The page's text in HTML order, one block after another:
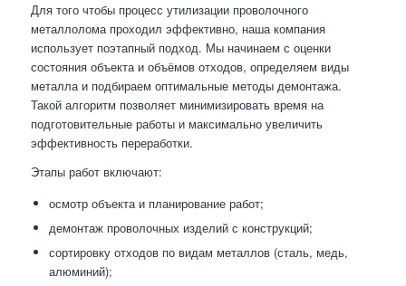
Для того чтобы процесс утилизации проволочного
металлолома проходил эффективно, наша компания
использует поэтапный подход. Мы начинаем с оценки
состояния объекта и объёмов отходов, определяем виды
металла и подбираем оптимальные методы демонтажа.
Такой алгоритм позволяет минимизировать время на
подготовительные работы и максимально увеличить
эффективность переработки.
Этапы работ включают:
осмотр объекта и планирование работ;
демонтаж проволочных изделий с конструкций;
сортировку отходов по видам металлов (сталь, медь,
алюминий);